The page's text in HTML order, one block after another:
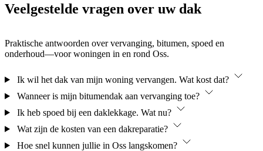
Veelgestelde vragen over uw dak
Praktische antwoorden over vervanging, bitumen, spoed en
onderhoud—voor woningen in en rond Oss.
Ik wil het dak van mijn woning vervangen. Wat kost dat?
Wanneer is mijn bitumendak aan vervanging toe?
Ik heb spoed bij een daklekkage. Wat nu?
Wat zijn de kosten van een dakreparatie?
Hoe snel kunnen jullie in Oss langskomen?